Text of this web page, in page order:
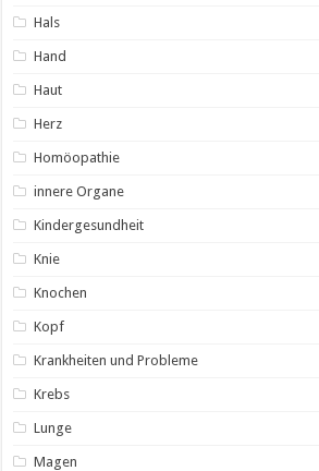
Hals
Hand
Haut
Herz
Homöopathie
innere Organe
Kindergesundheit
Knie
Knochen
Kopf
Krankheiten und Probleme
Krebs
Lunge
Magen